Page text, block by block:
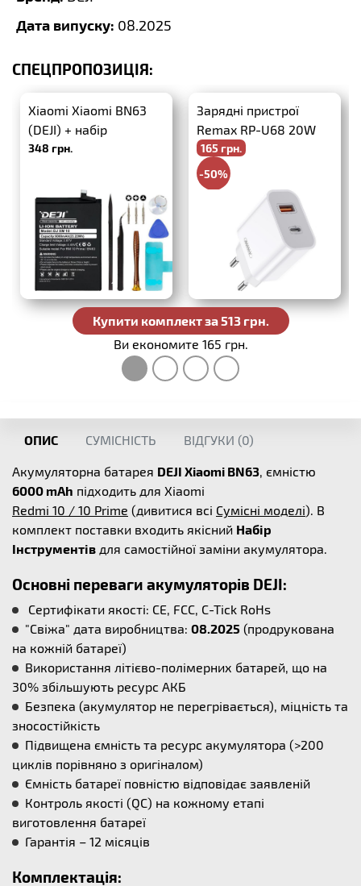
Дата випуску: 08.2025
СПЕЦПРОПОЗИЦІЯ:
Xiaomi Xiaomi BN63
(DEJI) + набір
інструментів
348 грн.
Зарядні пристрої
Remax RP-U68 20W
PD+QC3.0
165 грн.
-50%
Купити комплект за 513 грн.
Ви економите 165 грн.
ОПИС СУМІСНІСТЬ ВІДГУКИ (0)
Акумуляторна батарея DEJI Xiaomi BN63, ємністю
6000 mAh підходить для Xiaomi
Redmi 10 / 10 Prime (дивитися всі Сумісні моделі). В
комплект поставки входить якісний Набір
Інструментів для самостійної заміни акумулятора.
Основні переваги акумуляторів DEJI:
Сертифікати якості: CE, FCC, C-Tick RoHs
"Свіжа" дата виробництва: 08.2025 (продрукована
на кожній батареї)
Використання літієво-полімерних батарей, що на
30% збільшують ресурс АКБ
Безпека (акумулятор не перегрівається), міцність та
зносостійкість
Підвищена ємність та ресурс акумулятора (>200
циклів порівняно з оригіналом)
Ємність батареї повністю відповідає заявленій
Контроль якості (QC) на кожному етапі
виготовлення батареї
Гарантія – 12 місяців
Комплектація: